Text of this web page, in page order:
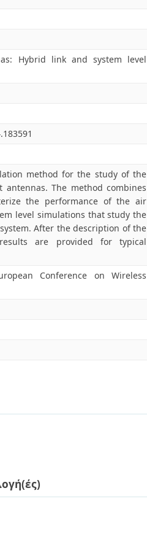
Hybrid link and system level
method for the study of the
antennas. The method combines
the performance of the air
level simulations that study the
After the description of the
are provided for typical
Conference on Wireless